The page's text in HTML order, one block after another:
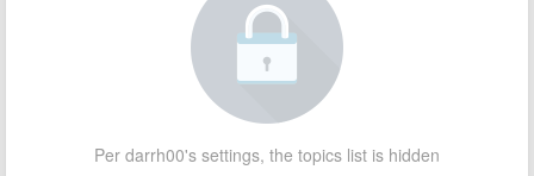
Per darrh00's settings, the topics list is hidden